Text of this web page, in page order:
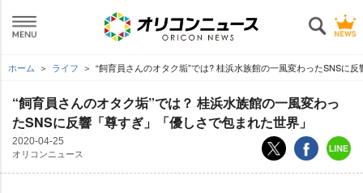
ホーム ライフ “飼育員さんのオタク垢”では? 桂浜水族館の一風変わったSNSに
“飼育員さんのオタク垢”では？ 桂浜水族館の一風変わっ
たSNSに反響「尊すぎ」「優しさで包まれた世界」
2020-04-25
オリコンニュース